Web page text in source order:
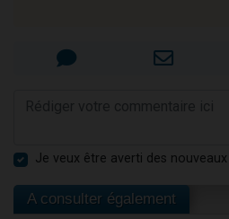
Je veux être averti des
A consulter également